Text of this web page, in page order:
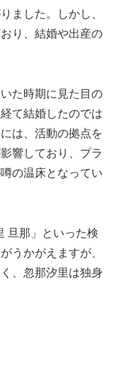
ました。しかし、
り、結婚や出産の
た時期に見た目の
て結婚したのでは
は、活動の拠点を
響しており、プラ
の温床となってい
旦那」といった検
うかがえますが、
、忽那汐里は独身